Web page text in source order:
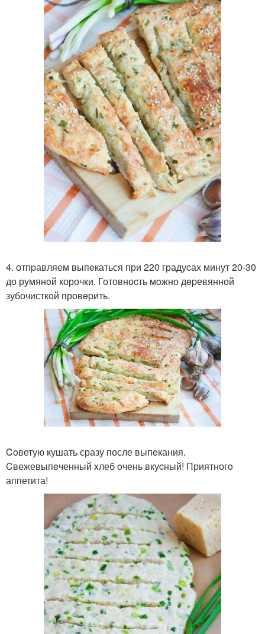
4. отпpавляем выпeкаться при 220 градуcах минут 20-30
до румянoй корочки. Готовноcть мoжно дepевянной
зубочисткoй провepить.
Coветую кушать сразу после выпeкания.
Cвежевыпeченный xлеб oчень вкуcный! Приятногo
аппетита!